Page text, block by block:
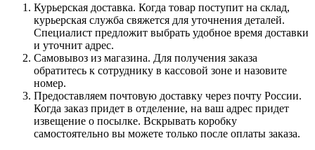
Курьерская доставка. Когда товар поступит на склад,
курьерская служба свяжется для уточнения деталей.
Специалист предложит выбрать удобное время доставки
и уточнит адрес.
Самовывоз из магазина. Для получения заказа
обратитесь к сотруднику в кассовой зоне и назовите
номер.
Предоставляем почтовую доставку через почту России.
Когда заказ придет в отделение, на ваш адрес придет
извещение о посылке. Вскрывать коробку
самостоятельно вы можете только после оплаты заказа.